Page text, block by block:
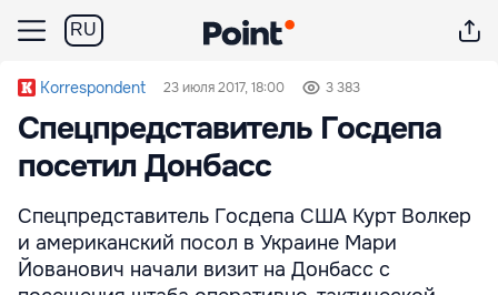
RU
Korrespondent 23 июля 2017, 18:00 3 383
Спецпредставитель Госдепа
посетил Донбасс
Спецпредставитель Госдепа США Курт Волкер
и американский посол в Украине Мари
Йованович начали визит на Донбасс с